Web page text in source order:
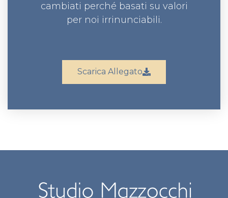
cambiati perché basati su valori
per noi irrinunciabili.
Scarica Allegato